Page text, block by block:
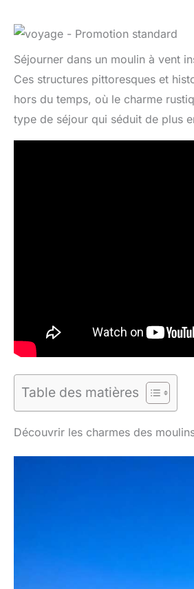
Séjourner dans un moulin à vent
Ces structures pittoresques et
hors du temps, où le charme
type de séjour qui séduit de plus
Table des matières
Découvrir les charmes des